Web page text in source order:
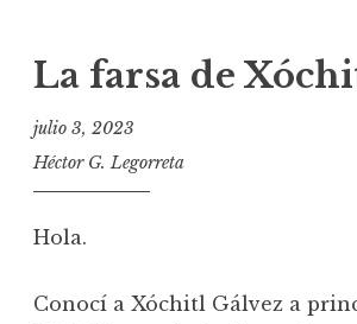
t
La farsa de
julio 3, 2023
Héctor G. Legorreta
Hola.
Conocí a Xóchitl Gálvez a